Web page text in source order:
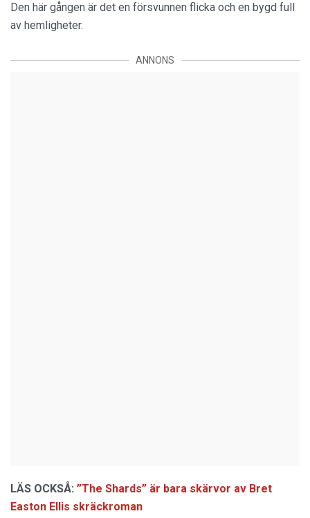
Den här gången är det en försvunnen flicka och en bygd full
av hemligheter.
ANNONS
LÄS OCKSÅ: ”The Shards” är bara skärvor av Bret
Easton Ellis skräckroman